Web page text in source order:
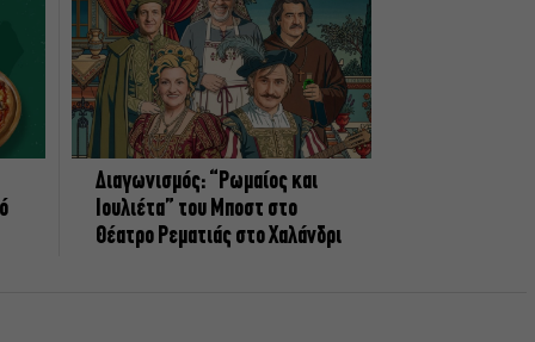
Διαγωνισμός: “Ρωμαίος και
Ιουλιέτα” του Μποστ στο
Θέατρο Ρεματιάς στο Χαλάνδρι